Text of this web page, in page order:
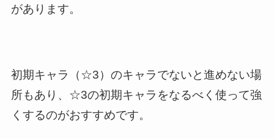
があります。
初期キャラ（☆3）のキャラでないと進めない場
所もあり、☆3の初期キャラをなるべく使って強
くするのがおすすめです。